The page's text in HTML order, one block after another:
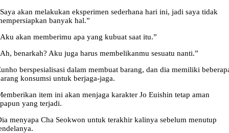
akan melakukan eksperimen sederhana hari ini, jadi saya tidak
banyak hal.”
akan memberimu apa yang kubuat saat itu.”
benarkah? Aku juga harus membelikanmu sesuatu nanti.”
berspesialisasi dalam membuat barang, dan dia memiliki
konsumsi untuk berjaga-jaga.
item ini akan menjaga karakter Jo Euishin tetap aman
yang terjadi.
menyapa Cha Seokwon untuk terakhir kalinya sebelum menutup